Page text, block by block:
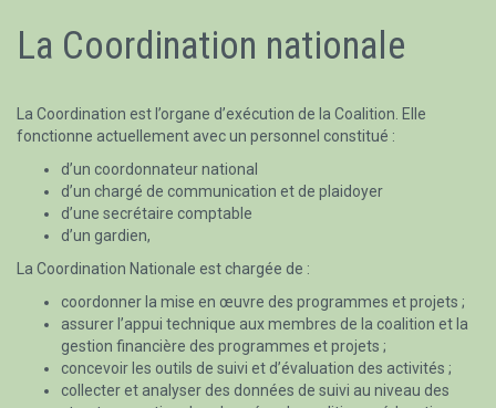
La Coordination nationale
La Coordination est l’organe d’exécution de la Coalition. Elle
fonctionne actuellement avec un personnel constitué :
d’un coordonnateur national
d’un chargé de communication et de plaidoyer
d’une secrétaire comptable
d’un gardien,
La Coordination Nationale est chargée de :
coordonner la mise en œuvre des programmes et projets ;
assurer l’appui technique aux membres de la coalition et la
gestion financière des programmes et projets ;
concevoir les outils de suivi et d’évaluation des activités ;
collecter et analyser des données de suivi au niveau des